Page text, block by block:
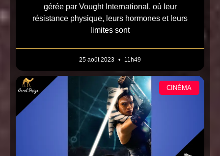
gérée par Vought International, où leur
résistance physique, leurs hormones et leurs
limites sont
25 août 2023 11h49
CINÉMA